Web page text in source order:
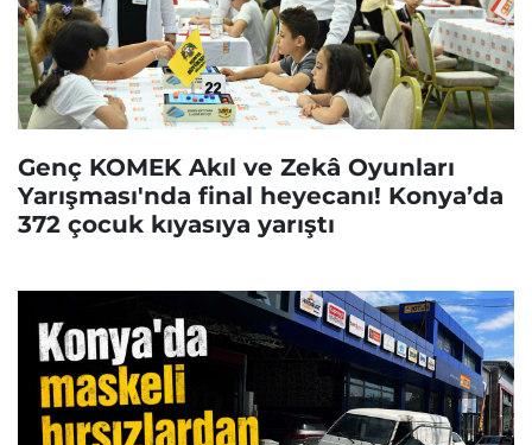
Genç KOMEK Akıl ve Zekâ Oyunları
Yarışması'nda final heyecanı! Konya’da
372 çocuk kıyasıya yarıştı